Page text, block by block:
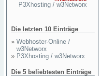
P3Xhosting / w3Networx
Die letzten 10 Einträge
» Webhoster-Online /
w3Networx
» P3Xhosting / w3Networx
Die 5 beliebtesten Einträge